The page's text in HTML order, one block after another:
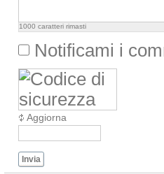
1000 caratteri rimasti
Notificami i
Aggiorna
Invia